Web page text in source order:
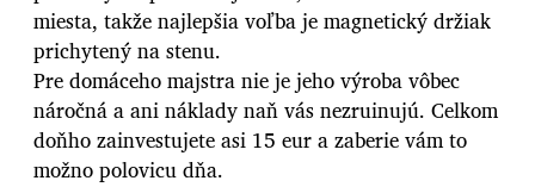
miesta, takže najlepšia voľba je magnetický držiak
prichytený na stenu.
Pre domáceho majstra nie je jeho výroba vôbec
náročná a ani náklady naň vás nezruinujú. Celkom
doňho zainvestujete asi 15 eur a zaberie vám to
možno polovicu dňa.